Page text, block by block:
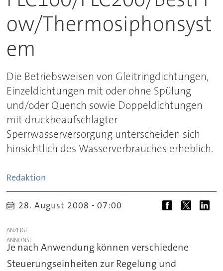
ow/Thermosiphonsyst
em
Die Betriebsweisen von Gleitringdichtungen,
Einzeldichtungen mit oder ohne Spülung
und/oder Quench sowie Doppeldichtungen
mit druckbeaufschlagter
Sperrwasserversorgung unterscheiden sich
hinsichtlich des Wasserverbrauches erheblich.
Redaktion
28. August 2008 - 07:00
ANZEIGE
Je nach Anwendung können verschiedene
Steuerungseinheiten zur Regelung und